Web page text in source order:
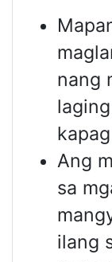
nang
Ang
sa
ilang